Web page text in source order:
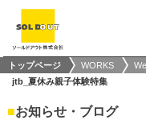
トップページ WORKS
jtb_夏休み親子体験特集
■お知らせ・ブログ